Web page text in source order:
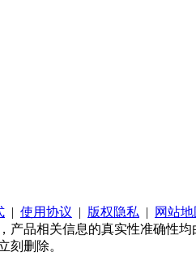
| 使用协议 | 版权隐私 | 网站地
产品相关信息的真实性准确性
刻删除。